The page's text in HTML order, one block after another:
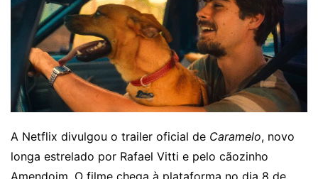
A Netflix divulgou o trailer oficial de Caramelo, novo
longa estrelado por Rafael Vitti e pelo cãozinho
Amendoim. O filme chega à plataforma no dia 8 de